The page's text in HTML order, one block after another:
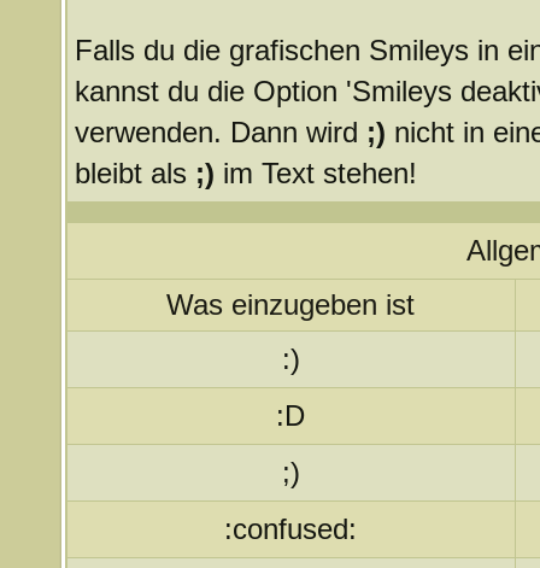
Falls du die grafischen Smileys in
kannst du die Option 'Smileys
verwenden. Dann wird ;) nicht in
bleibt als ;) im Text stehen!
Was einzugeben ist
:)
:D
;)
:confused: